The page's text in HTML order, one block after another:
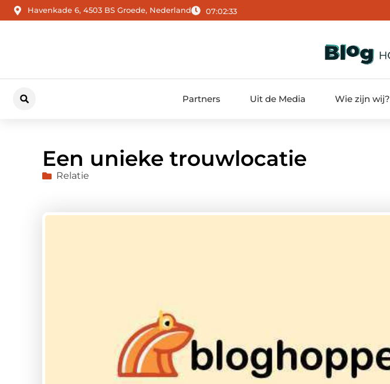
Havenkade 6, 4503 BS Groede, Nederland 07:02:34
Partners Uit de Media Wie zijn wij?
Een unieke trouwlocatie
Relatie